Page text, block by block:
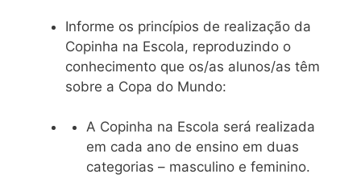
Informe os princípios de realização da
Copinha na Escola, reproduzindo o
conhecimento que os/as alunos/as têm
sobre a Copa do Mundo:
A Copinha na Escola será realizada
em cada ano de ensino em duas
categorias – masculino e feminino.